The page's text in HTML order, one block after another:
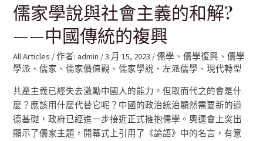
儒家學說與社會主義的和解?
——中國傳統的複興
All Articles / 作者:admin /3 月 15, 2023 /儒學 、儒學復興 、儒學
學派 、儒家 、儒家價值觀 、儒家學說 、左派儒學 、現代轉型
共產主義已經失去激勵中國人的能力。但取而代之的會是什
麼？應該用什麼代替它呢？中國的政治統治顯然需要新的道
德基礎，政府已經進一步接近正式擁抱儒學。奧運會上突出
顯示了儒家主題，開幕式上引用了《論語》中的名言，有意